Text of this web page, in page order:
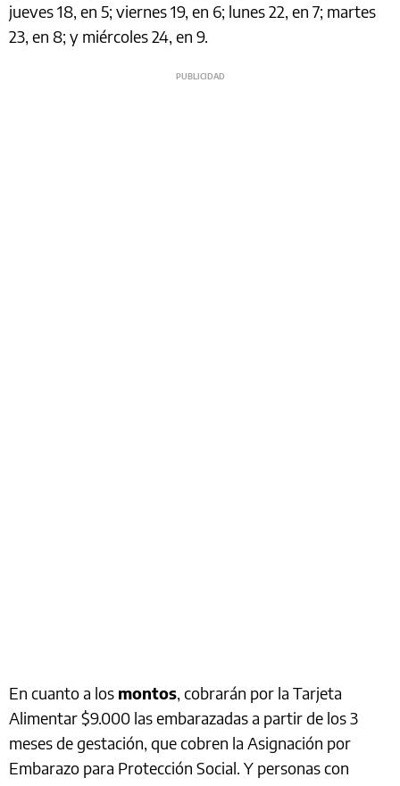
jueves 18, en 5; viernes 19, en 6; lunes 22, en 7; martes
23, en 8; y miércoles 24, en 9.
En cuanto a los montos, cobrarán por la Tarjeta
Alimentar $9.000 las embarazadas a partir de los 3
meses de gestación, que cobren la Asignación por
Embarazo para Protección Social. Y personas con